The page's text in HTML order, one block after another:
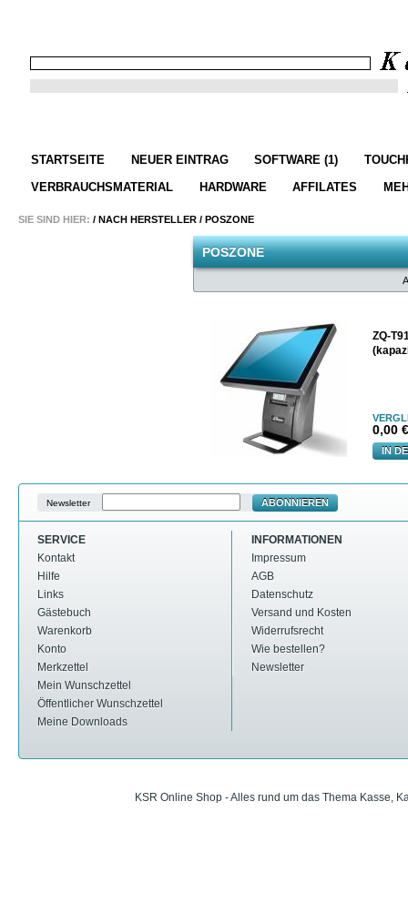
STARTSEITE NEUER EINTRAG SOFTWARE (1)
VERBRAUCHSMATERIAL HARDWARE AFFILATES
SIE SIND HIER: / NACH HERSTELLER / POSZONE
POSZONE
ZQ-
0,00
IN
Newsletter ABONNIEREN
SERVICE
Kontakt
Hilfe
Links
Gästebuch
Warenkorb
Konto
Merkzettel
Mein Wunschzettel
Öffentlicher Wunschzettel
Meine Downloads
INFORMATIONEN
Impressum
AGB
Datenschutz
Versand und Kosten
Widerrufsrecht
Wie bestellen?
Newsletter
KSR Online Shop - Alles rund um das Thema Kasse,